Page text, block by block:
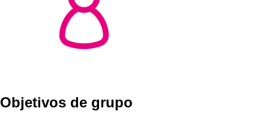
Objetivos de grupo